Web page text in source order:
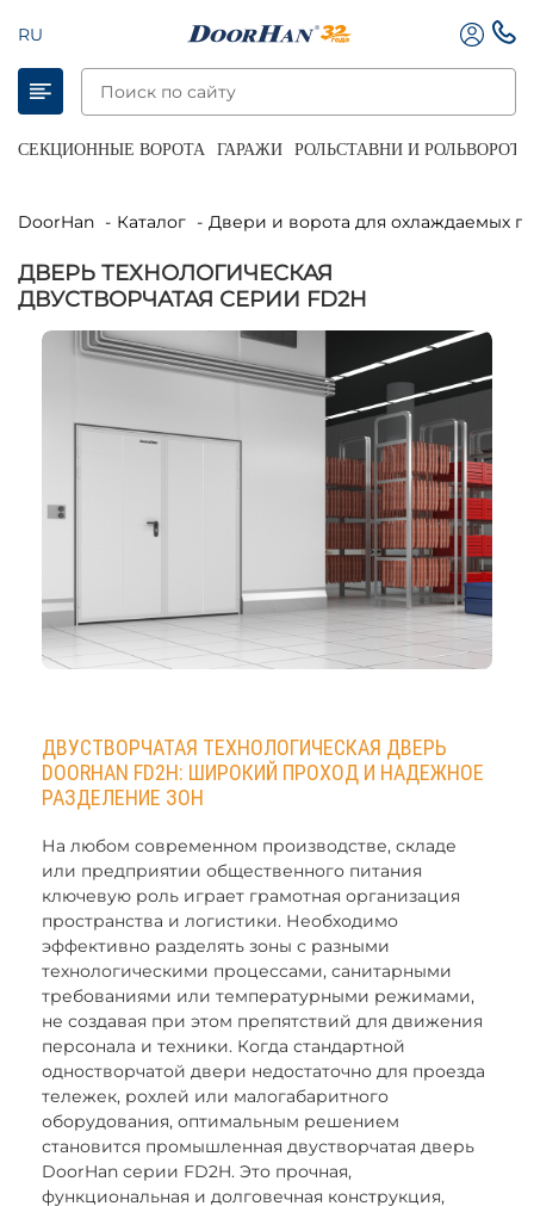
RU
СЕКЦИОННЫЕ ВОРОТА ГАРАЖИ РОЛЬСТАВНИ И РОЛЬВОРОТА
DoorHan Каталог Двери и ворота для охлаждаемых
ДВЕРЬ ТЕХНОЛОГИЧЕСКАЯ
ДВУСТВОРЧАТАЯ СЕРИИ FD2H
ДВУСТВОРЧАТАЯ ТЕХНОЛОГИЧЕСКАЯ ДВЕРЬ
DOORHAN FD2H: ШИРОКИЙ ПРОХОД И НАДЕЖНОЕ
РАЗДЕЛЕНИЕ ЗОН
На любом современном производстве, складе
или предприятии общественного питания
ключевую роль играет грамотная организация
пространства и логистики. Необходимо
эффективно разделять зоны с разными
технологическими процессами, санитарными
требованиями или температурными режимами,
не создавая при этом препятствий для движения
персонала и техники. Когда стандартной
одностворчатой двери недостаточно для проезда
тележек, рохлей или малогабаритного
оборудования, оптимальным решением
становится промышленная двустворчатая дверь
DoorHan серии FD2H. Это прочная,
функциональная и долговечная конструкция,